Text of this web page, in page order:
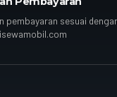
pembayaran sesuai